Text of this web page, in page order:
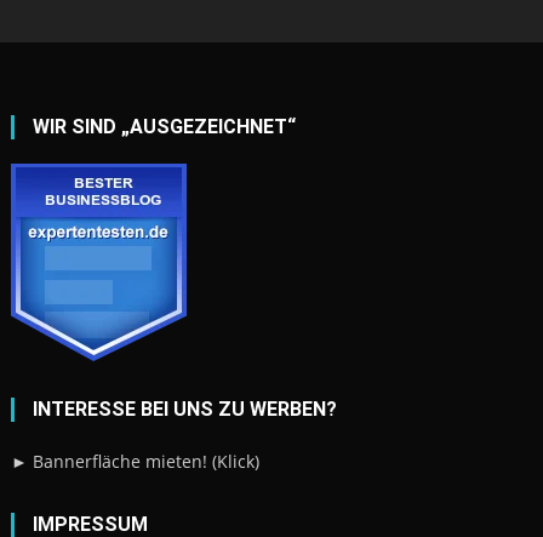
WIR SIND „AUSGEZEICHNET“
INTERESSE BEI UNS ZU WERBEN?
► Bannerfläche mieten! (Klick)
IMPRESSUM